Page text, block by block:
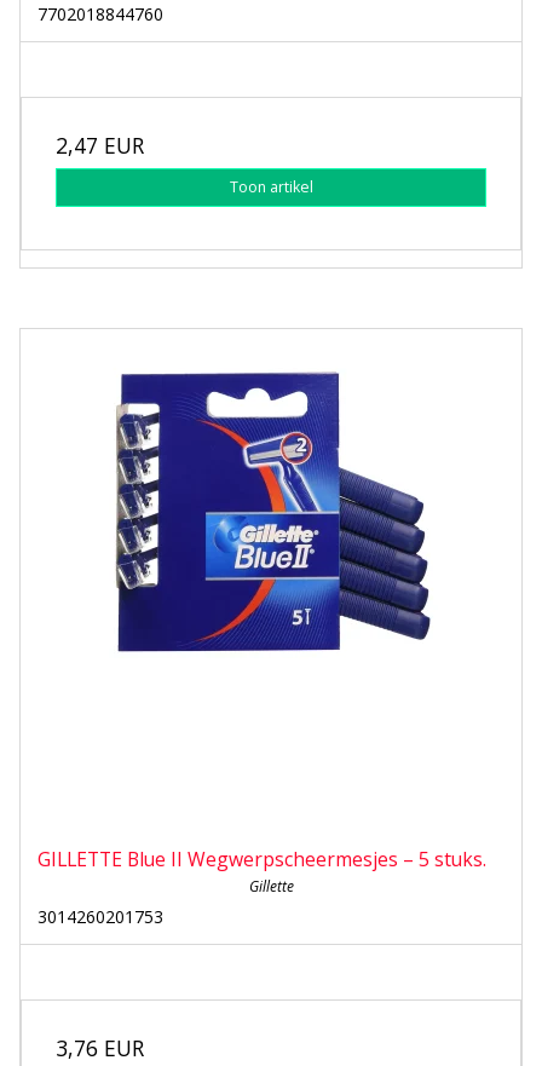
7702018844760
2,47 EUR
Toon artikel
GILLETTE Blue II Wegwerpscheermesjes – 5 stuks.
Gillette
3014260201753
3,76 EUR